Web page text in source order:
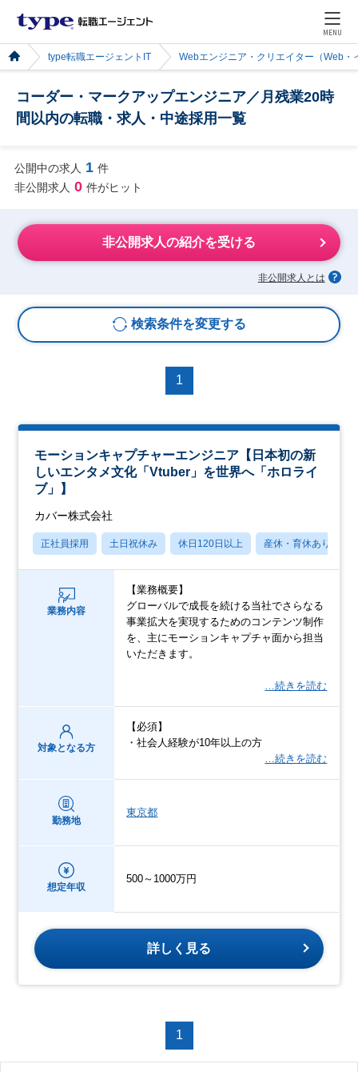
MENU
type転職エージェントIT Webエンジニア・クリエイター（Web・
コーダー・マークアップエンジニア／月残業20時
間以内の転職・求人・中途採用一覧
公開中の求人 1 件
非公開求人 0 件がヒット
非公開求人の紹介を受ける
非公開求人とは
検索条件を変更する
1
モーションキャプチャーエンジニア【日本初の新
しいエンタメ文化「Vtuber」を世界へ「ホロライ
ブ」】
カバー株式会社
正社員採用 土日祝休み 休日120日以上 産休・育休あり
業務内容
【業務概要】
グローバルで成長を続ける当社でさらなる
事業拡大を実現するためのコンテンツ制作
を、主にモーションキャプチャ面から担当
いただきます。
…続きを読む
対象となる方
【必須】
・社会人経験が10年以上の方
…続きを読む
勤務地
東京都
想定年収
500～1000万円
詳しく見る
1